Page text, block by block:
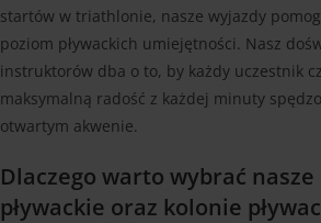
startów w triathlonie, nasze wyjazdy
poziom pływackich umiejętności. Nasz
instruktorów dba o to, by każdy uczestnik
maksymalną radość z każdej minuty
otwartym akwenie.
Dlaczego warto wybrać nasze
pływackie oraz kolonie